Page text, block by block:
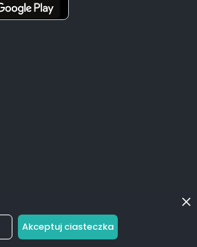
Akceptuj ciasteczka